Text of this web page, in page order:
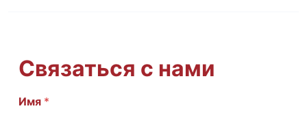
Связаться с нами
Имя *
И